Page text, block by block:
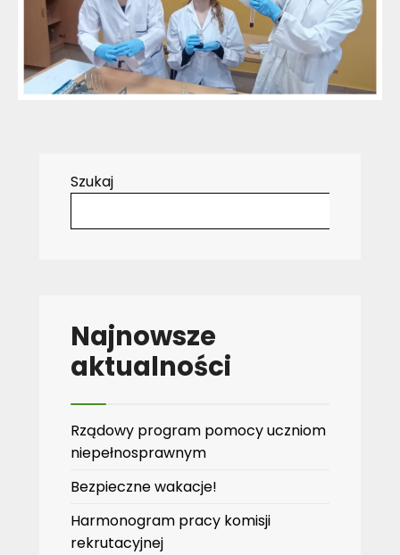
Szukaj
Najnowsze
aktualności
Rządowy program pomocy uczniom
niepełnosprawnym
Bezpieczne wakacje!
Harmonogram pracy komisji
rekrutacyjnej